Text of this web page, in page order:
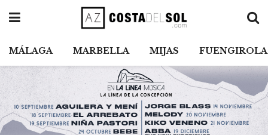
MÁLAGA MARBELLA MIJAS FUENGIROLA